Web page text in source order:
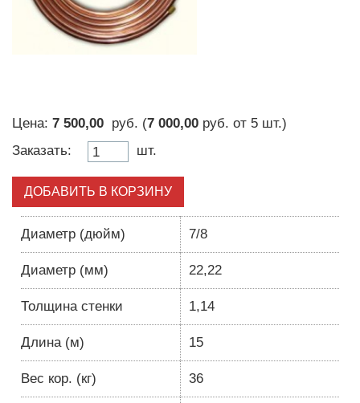
Цена: 7 500,00 руб. (7 000,00 руб. от 5 шт.)
Заказать:
шт.
ДОБАВИТЬ В КОРЗИНУ
Диаметр (дюйм) 7/8
Диаметр (мм) 22,22
Толщина стенки 1,14
Длина (м) 15
Вес кор. (кг) 36